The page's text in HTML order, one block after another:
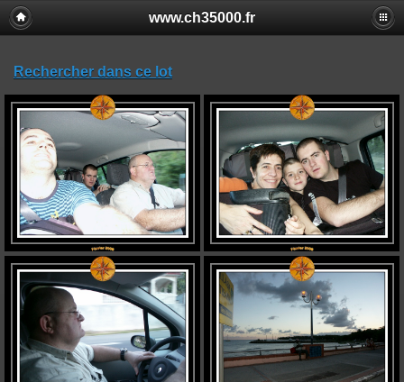
www.ch35000.fr
Rechercher dans ce lot